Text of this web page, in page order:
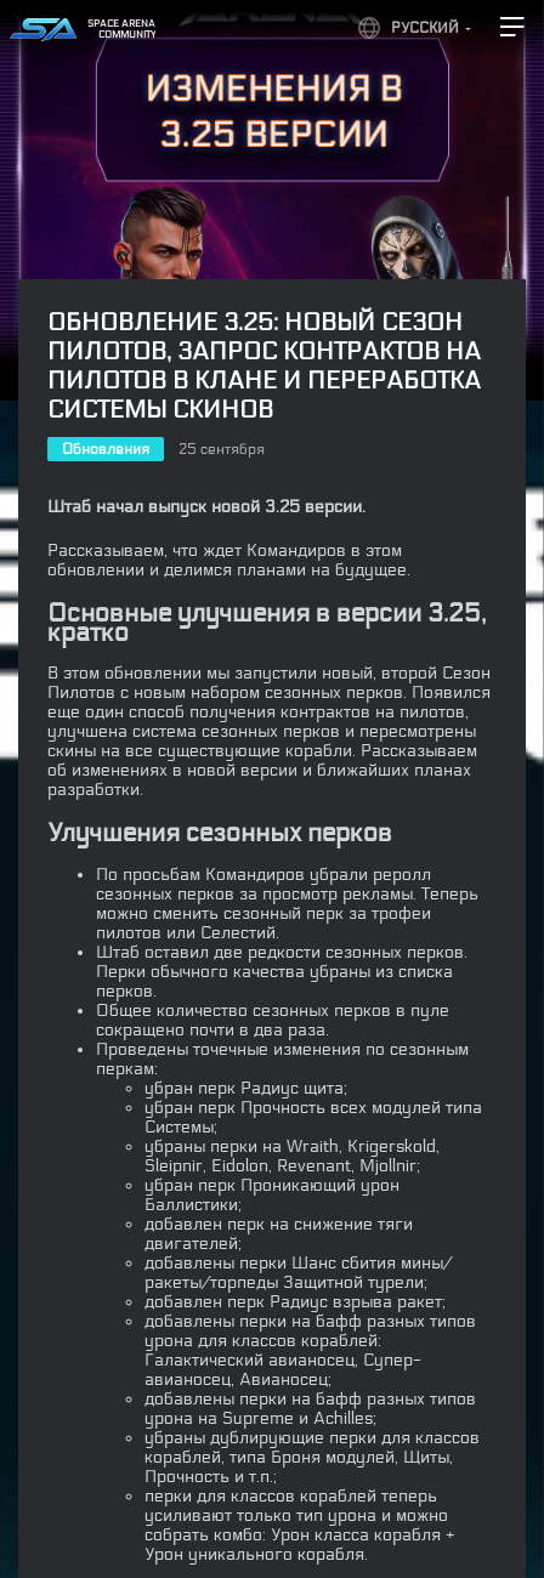
РУССКИЙ
SPACE ARENA
COMMUNITY
ОБНОВЛЕНИЕ 3.25: НОВЫЙ СЕЗОН
ПИЛОТОВ, ЗАПРОС КОНТРАКТОВ НА
ПИЛОТОВ В КЛАНЕ И ПЕРЕРАБОТКА
СИСТЕМЫ СКИНОВ
Обновления 25 сентября
Штаб начал выпуск новой 3.25 версии.
Рассказываем, что ждет Командиров в этом
обновлении и делимся планами на будущее.
Основные улучшения в версии 3.25,
кратко
В этом обновлении мы запустили новый, второй Сезон
Пилотов с новым набором сезонных перков. Появился
еще один способ получения контрактов на пилотов,
улучшена система сезонных перков и пересмотрены
скины на все существующие корабли. Рассказываем
об изменениях в новой версии и ближайших планах
разработки.
Улучшения сезонных перков
По просьбам Командиров убрали реролл
сезонных перков за просмотр рекламы. Теперь
можно сменить сезонный перк за трофеи
пилотов или Селестий.
Штаб оставил две редкости сезонных перков.
Перки обычного качества убраны из списка
перков.
Общее количество сезонных перков в пуле
сокращено почти в два раза.
Проведены точечные изменения по сезонным
перкам:
убран перк Радиус щита;
убран перк Прочность всех модулей типа
Системы;
убраны перки на Wraith, Krigerskold,
Sleipnir, Eidolon, Revenant, Mjollnir;
убран перк Проникающий урон
Баллистики;
добавлен перк на снижение тяги
двигателей;
добавлены перки Шанс сбития мины/
ракеты/торпеды Защитной турели;
добавлен перк Радиус взрыва ракет;
добавлены перки на бафф разных типов
урона для классов кораблей:
Галактический авианосец, Супер-
авианосец, Авианосец;
добавлены перки на бафф разных типов
урона на Supreme и Achilles;
убраны дублирующие перки для классов
кораблей, типа Броня модулей, Щиты,
Прочность и т.п.;
перки для классов кораблей теперь
усиливают только тип урона и можно
собрать комбо: Урон класса корабля +
Урон уникального корабля.